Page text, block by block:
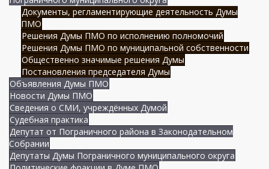
Документы, регламентирующие деятельность Думы
ПМО
Решения Думы ПМО по исполнению полномочий
Решения Думы ПМО по муниципальной собственности
Общественно значимые решения Думы
Постановления председателя Думы
Объявления Думы ПМО
Новости Думы ПМО
Сведения о СМИ, учреждённых Думой
Судебная практика
Депутат от Пограничного района в Законодательном
Собрании
Депутаты Думы Пограничного муниципального округа